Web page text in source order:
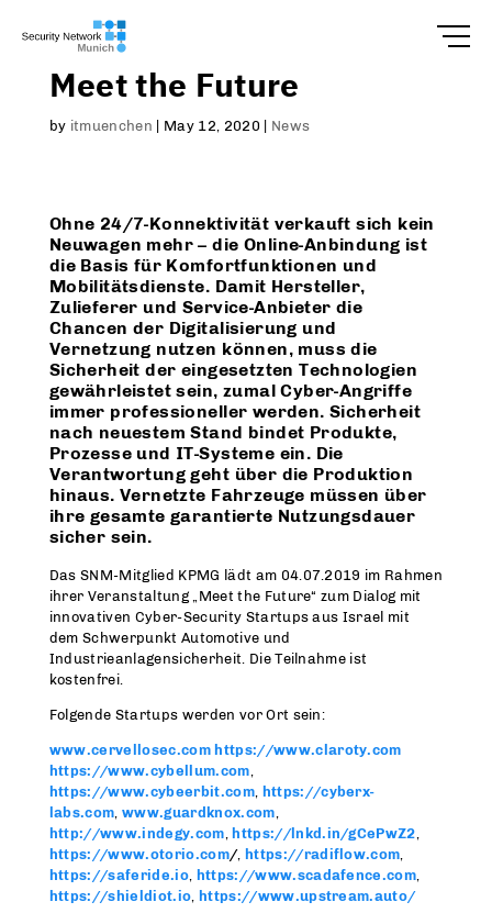
Meet the Future
by itmuenchen May 12, 2020 News
Ohne 24/7-Konnektivität verkauft sich kein
Neuwagen mehr – die Online-Anbindung ist
die Basis für Komfortfunktionen und
Mobilitätsdienste. Damit Hersteller,
Zulieferer und Service-Anbieter die
Chancen der Digitalisierung und
Vernetzung nutzen können, muss die
Sicherheit der eingesetzten Technologien
gewährleistet sein, zumal Cyber-Angriffe
immer professioneller werden. Sicherheit
nach neuestem Stand bindet Produkte,
Prozesse und IT-Systeme ein. Die
Verantwortung geht über die Produktion
hinaus. Vernetzte Fahrzeuge müssen über
ihre gesamte garantierte Nutzungsdauer
sicher sein.
Das SNM-Mitglied KPMG lädt am 04.07.2019 im Rahmen
ihrer Veranstaltung „Meet the Future“ zum Dialog mit
innovativen Cyber-Security Startups aus Israel mit
dem Schwerpunkt Automotive und
Industrieanlagensicherheit. Die Teilnahme ist
kostenfrei.
Folgende Startups werden vor Ort sein:
www.cervellosec.com https://www.claroty.com
https://www.cybellum.com,
https://www.cybeerbit.com, https://cyberx-
labs.com,www.guardknox.com,
http://www.indegy.com, https://lnkd.in/gCePwZ2,
https://www.otorio.com/, https://radiflow.com,
https://saferide.io, https://www.scadafence.com,
https://shieldiot.io, https://www.upstream.auto/